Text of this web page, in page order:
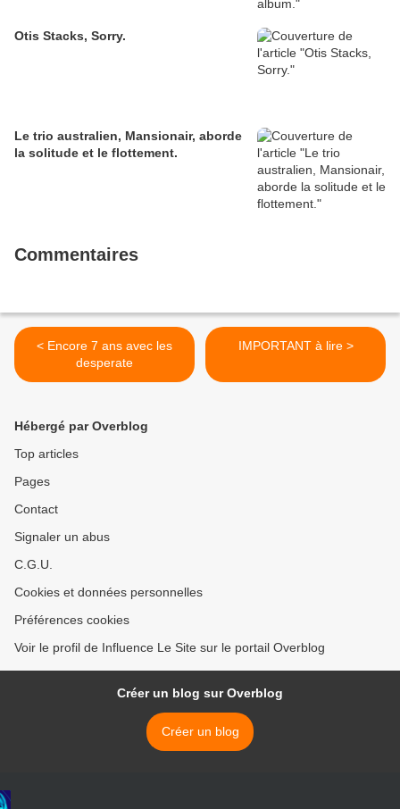
Otis Stacks, Sorry.
Le trio australien, Mansionair, aborde
la solitude et le flottement.
Commentaires
< Encore 7 ans avec les
desperate
IMPORTANT à lire >
Hébergé par Overblog
Top articles
Pages
Contact
Signaler un abus
C.G.U.
Cookies et données personnelles
Préférences cookies
Voir le profil de Influence Le Site sur le portail Overblog
Créer un blog sur Overblog
Créer un blog